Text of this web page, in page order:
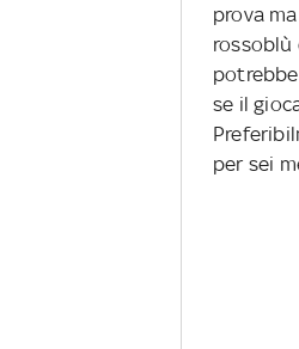
prova
rossoblù
se il
per sei